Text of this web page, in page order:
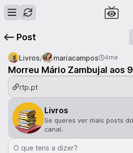
Post
Livros/ mariacampos 4me
Morreu Mário Zambujal aos
rtp.pt
Livros
Se queres ver mais posts
canal.
O que tens a dizer?